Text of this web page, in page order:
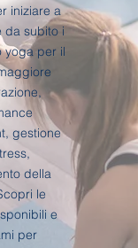
iniziare a
da subito i
yoga per il
gestione
della
le
e
per